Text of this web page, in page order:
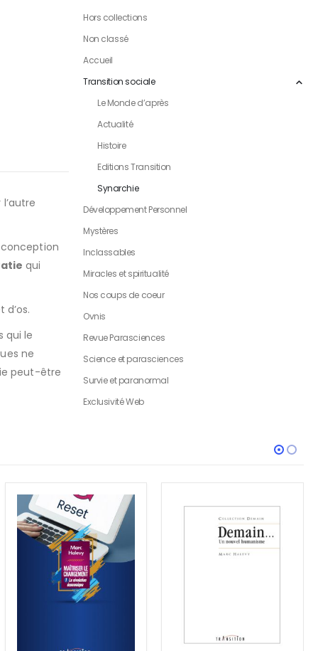
conception
qui
qui le
ne
peut-être
Hors collections
Non classé
Accueil
Transition sociale
Le Monde d’après
Actualité
Histoire
Editions Transition
Synarchie
Développement Personnel
Mystères
Inclassables
Miracles et spiritualité
Nos coups de coeur
Ovnis
Revue Parasciences
Science et parasciences
Survie et paranormal
Exclusivité Web